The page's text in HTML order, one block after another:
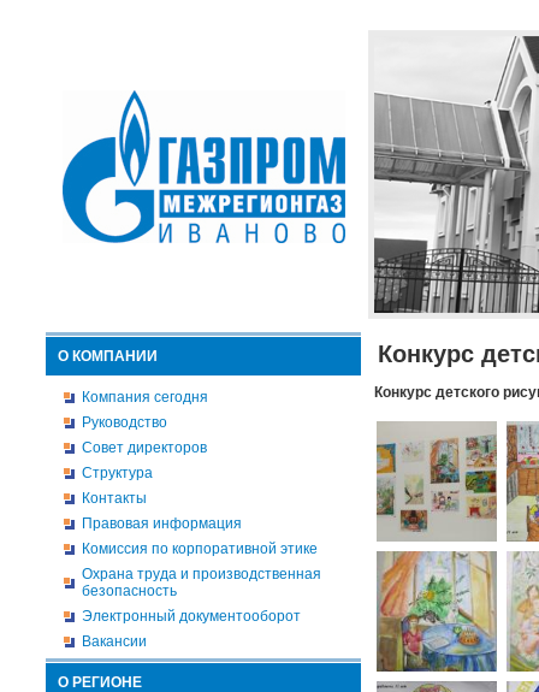
О КОМПАНИИ
Компания сегодня
Руководство
Совет директоров
Структура
Контакты
Правовая информация
Комиссия по корпоративной этике
Охрана труда и производственная
безопасность
Электронный документооборот
Вакансии
О РЕГИОНЕ
Конкурс
Конкурс детского